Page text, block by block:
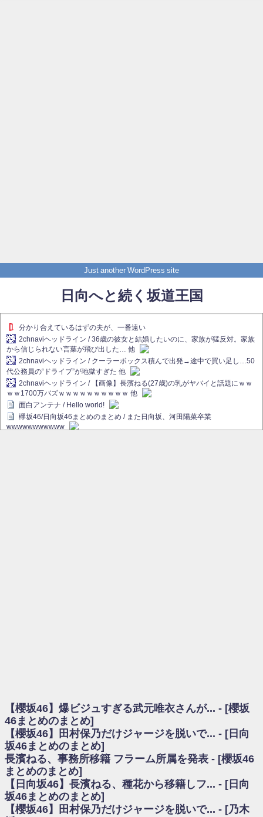
Just another WordPress site
日向へと続く坂道王国
分かり合えているはずの夫が、一番遠い
2chnaviヘッドライン / 36歳の彼女と結婚したいのに、家族が猛反対。家族
から信じられない言葉が飛び出した… 他
2chnaviヘッドライン / クーラーボックス積んで出発→途中で買い足し…50
代公務員の“ドライブ”が地獄すぎた 他
2chnaviヘッドライン / 【画像】長濱ねる(27歳)の乳がヤバイと話題にｗｗ
ｗｗ1700万バズｗｗｗｗｗｗｗｗｗｗ 他
面白アンテナ / Hello world!
欅坂46/日向坂46まとめのまとめ / また日向坂、河田陽菜卒業
wwwwwwwwwww
日向坂46まとめのまとめ / 【日向坂46】富田鈴花1st写真集、発売記念記者
会見の模様がこちら！
乃木坂欅坂まとめのまとめ / 【日向坂46】河田陽菜卒業の影響、ガチでデ
カそう...
欅坂あんてな ～欅坂46のニュース・情報・話題をピックアップ / れなッ
ピーズ集結！櫻坂46守屋麗奈×遠藤理子、8/6「ラヴィット！」水曜スタジオ出
演決定
欅坂/日向坂46まとめのまとめ / 【櫻坂46】田村保乃だけジャージを脱いで
いた理由
日向坂46まとめのまとめ / 【日向坂46】若林さん「笑えないぐらい師匠だ
から」佐々木久美と卒業後初の共演の様子がこちら！【激レアさん】
【櫻坂46】爆ビジュすぎる武元唯衣さんが... - [櫻坂
46まとめのまとめ]
【櫻坂46】田村保乃だけジャージを脱いで... - [日向
坂46まとめのまとめ]
長濱ねる、事務所移籍 フラーム所属を発表 - [櫻坂46
まとめのまとめ]
【日向坂46】長濱ねる、種花から移籍しフ... - [日向
坂46まとめのまとめ]
【櫻坂46】田村保乃だけジャージを脱いで... - [乃木